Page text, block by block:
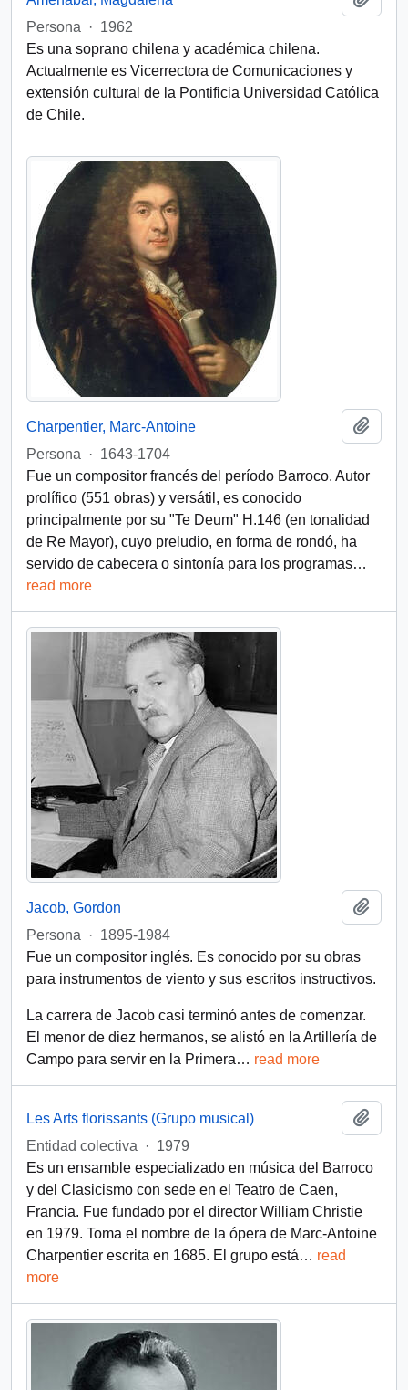
Persona
· 1962
Es una soprano chilena y académica chilena.
Actualmente es Vicerrectora de Comunicaciones y
extensión cultural de la Pontificia Universidad Católica
de Chile.
Charpentier, Marc-Antoine
Persona
· 1643-1704
Fue un compositor francés del período Barroco. Autor
prolífico (551 obras) y versátil, es conocido
principalmente por su "Te Deum" H.146 (en tonalidad
de Re Mayor), cuyo preludio, en forma de rondó, ha
servido de cabecera o sintonía para los programas…
read more
Jacob, Gordon
Persona
· 1895-1984
Fue un compositor inglés. Es conocido por su obras
para instrumentos de viento y sus escritos instructivos.
La carrera de Jacob casi terminó antes de comenzar.
El menor de diez hermanos, se alistó en la Artillería de
Campo para servir en la Primera… read more
Les Arts florissants (Grupo musical)
Entidad colectiva
· 1979
Es un ensamble especializado en música del Barroco
y del Clasicismo con sede en el Teatro de Caen,
Francia. Fue fundado por el director William Christie
en 1979. Toma el nombre de la ópera de Marc-Antoine
Charpentier escrita en 1685. El grupo está… read
more